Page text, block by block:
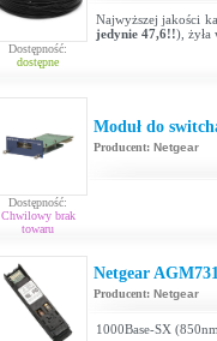
Dostępność:
dostępne
Najwyższej jakości
jedynie 47,6!!), żyła
Dostępność:
Chwilowy brak
towaru
Moduł do
Producent: Netgear
Netgear
Producent: Netgear
1000Base-SX